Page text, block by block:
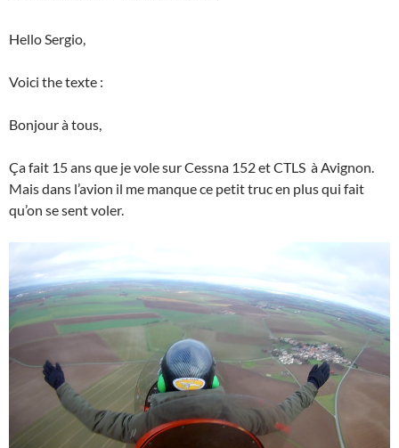
Hello Sergio,
Voici the texte :
Bonjour à tous,
Ça fait 15 ans que je vole sur Cessna 152 et CTLS à Avignon.
Mais dans l’avion il me manque ce petit truc en plus qui fait
qu’on se sent voler.